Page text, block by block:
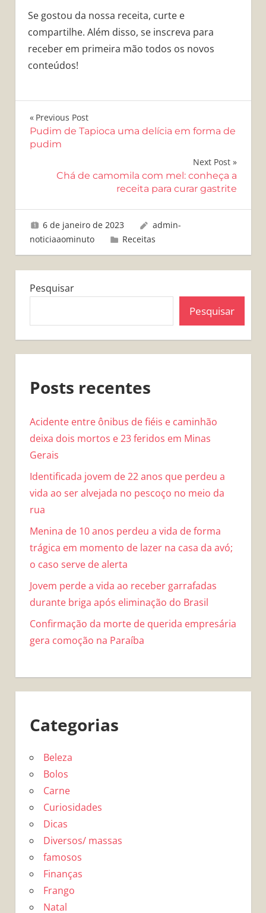
Se gostou da nossa receita, curte e
compartilhe. Além disso, se inscreva para
receber em primeira mão todos os novos
conteúdos!
Navegação
de
Post
Previous Post
Pudim de Tapioca uma delícia em forma de
pudim
Next Post
Chá de camomila com mel: conheça a
receita para curar gastrite
6 de janeiro de 2023
admin-
noticiaaominuto
Receitas
Pesquisar
Pesquisar
Posts recentes
Acidente entre ônibus de fiéis e caminhão
deixa dois mortos e 23 feridos em Minas
Gerais
Identificada jovem de 22 anos que perdeu a
vida ao ser alvejada no pescoço no meio da
rua
Menina de 10 anos perdeu a vida de forma
trágica em momento de lazer na casa da avó;
o caso serve de alerta
Jovem perde a vida ao receber garrafadas
durante briga após eliminação do Brasil
Confirmação da morte de querida empresária
gera comoção na Paraíba
Categorias
Beleza
Bolos
Carne
Curiosidades
Dicas
Diversos/ massas
famosos
Finanças
Frango
Natal